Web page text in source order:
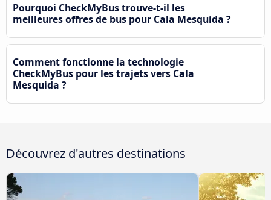
Pourquoi CheckMyBus trouve-t-il les
meilleures offres de bus pour Cala Mesquida ?
Comment fonctionne la technologie
CheckMyBus pour les trajets vers Cala
Mesquida ?
Découvrez d'autres destinations